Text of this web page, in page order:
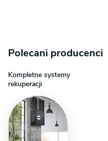
Polecani producenci
Kompletne systemy
rekuperacji